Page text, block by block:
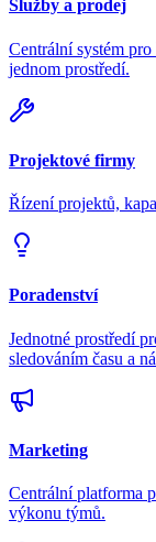
Služby a prodej
Centrální systém
jednom prostředí.
Projektové firmy
Řízení projektů,
Poradenství
Jednotné prostředí
sledováním času a
Marketing
Centrální platforma
výkonu týmů.